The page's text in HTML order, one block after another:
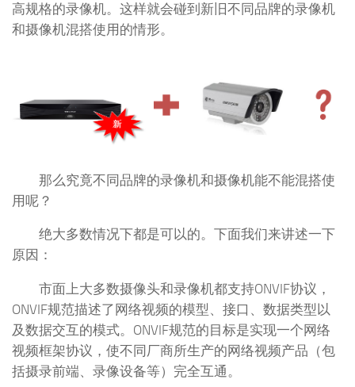
高规格的录像机。这样就会碰到新旧不同品牌的录像机
和摄像机混搭使用的情形。
那么究竟不同品牌的录像机和摄像机能不能混搭使
用呢？
绝大多数情况下都是可以的。下面我们来讲述一下
原因：
市面上大多数摄像头和录像机都支持ONVIF协议，
ONVIF规范描述了网络视频的模型、接口、数据类型以
及数据交互的模式。ONVIF规范的目标是实现一个网络
视频框架协议，使不同厂商所生产的网络视频产品（包
括摄录前端、录像设备等）完全互通。